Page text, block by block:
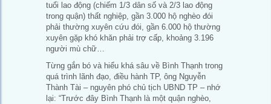
tuổi lao động (chiếm 1/3 dân số và 2/3 lao động
trong quận) thất nghiệp, gần 3.000 hộ nghèo đói
phải thường xuyên cứu đói, gần 6.000 hộ thường
xuyên gặp khó khăn phải trợ cấp, khoảng 3.196
người mù chữ…
Từng gắn bó và hiểu khá sâu về Bình Thạnh trong
quá trình lãnh đạo, điều hành TP, ông Nguyễn
Thành Tài – nguyên phó chủ tịch UBND TP – nhớ
lại: “Trước đây Bình Thạnh là một quận nghèo,